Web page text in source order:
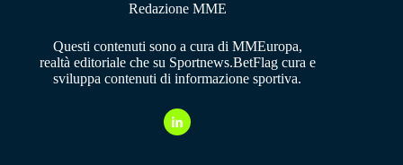
Redazione MME
Questi contenuti sono a cura di MMEuropa,
realtà editoriale che su Sportnews.BetFlag cura e
sviluppa contenuti di informazione sportiva.